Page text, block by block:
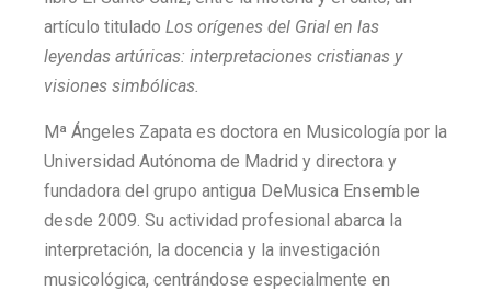
artículo titulado Los orígenes del Grial en las
leyendas artúricas: interpretaciones cristianas y
visiones simbólicas.
Mª Ángeles Zapata es doctora en Musicología por la
Universidad Autónoma de Madrid y directora y
fundadora del grupo antigua DeMusica Ensemble
desde 2009. Su actividad profesional abarca la
interpretación, la docencia y la investigación
musicológica, centrándose especialmente en